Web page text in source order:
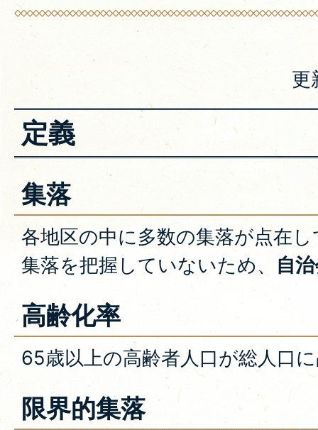
更
定義
集落
各地区の中に多数の集落が点在
集落を把握していないため、 自
高齢化率
65歳以上の高齢者人口が総人口
限界的集落